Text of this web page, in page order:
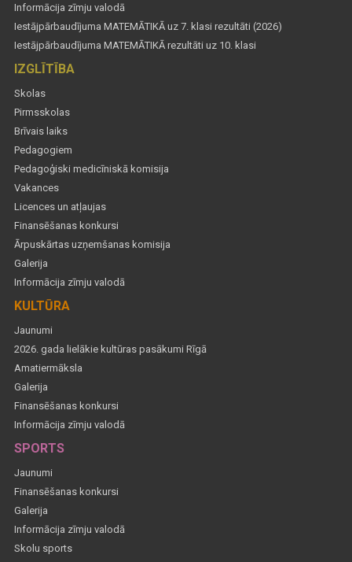
Informācija zīmju valodā
Iestājpārbaudījuma MATEMĀTIKĀ uz 7. klasi rezultāti (2026)
Iestājpārbaudījuma MATEMĀTIKĀ rezultāti uz 10. klasi
IZGLĪTĪBA
Skolas
Pirmsskolas
Brīvais laiks
Pedagogiem
Pedagoģiski medicīniskā komisija
Vakances
Licences un atļaujas
Finansēšanas konkursi
Ārpuskārtas uzņemšanas komisija
Galerija
Informācija zīmju valodā
KULTŪRA
Jaunumi
2026. gada lielākie kultūras pasākumi Rīgā
Amatiermāksla
Galerija
Finansēšanas konkursi
Informācija zīmju valodā
SPORTS
Jaunumi
Finansēšanas konkursi
Galerija
Informācija zīmju valodā
Skolu sports